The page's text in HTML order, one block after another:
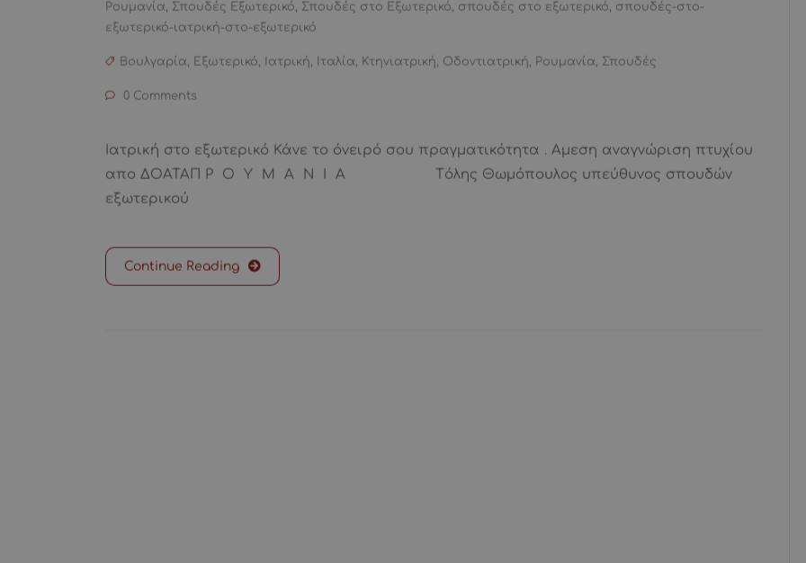
Ρουμανία, Σπουδές Εξωτερικό, Σπουδές στο Εξωτερικό, σπουδές στο εξωτερικό, σπουδές-στο-
εξωτερικό-ιατρική-στο-εξωτερικό
Βουλγαρία, Εξωτερικό, Ιατρική, Ιταλία, Κτηνιατρική, Οδοντιατρική, Ρουμανία, Σπουδές
0 Comments
Ιατρική στο εξωτερικό Κάνε το όνειρό σου πραγματικότητα . Αμεση αναγνώριση πτυχίου
απο ΔΟΑΤΑΠ Ρ Ο Υ Μ Α Ν Ι Α Tόλης Θωμόπουλος υπεύθυνος σπουδών
εξωτερικού
Continue Reading